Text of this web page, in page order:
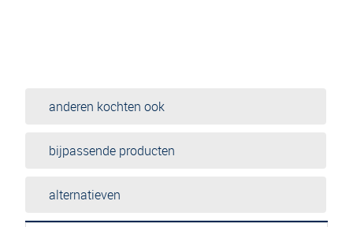
anderen kochten ook
bijpassende producten
alternatieven